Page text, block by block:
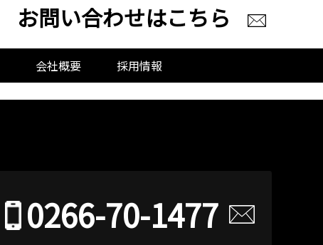
お問い合わせはこちら
会社概要
採用情報
0266-70-1477